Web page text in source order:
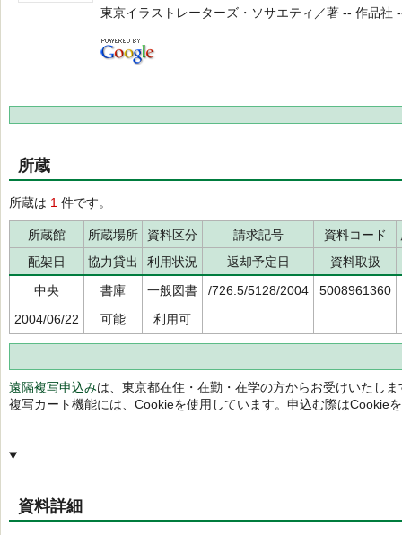
東京イラストレーターズ・ソサエティ／著 -- 作品社
所蔵
所蔵は 1 件です。
所蔵館 所蔵場所 資料区分 請求記号 資料コード
配架日
協力貸出 利用状況 返却予定日
資料取扱
中央
書庫 一般図書 /726.5/5128/2004
5008961360
2004/06/22
可能 利用可
遠隔複写申込みは、東京都在住・在勤・在学の方からお受けいたしま
複写カート機能には、Cookieを使用しています。申込む際はCookie
資料詳細